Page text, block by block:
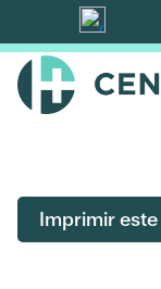
Ir
al
contenido
Imprimir